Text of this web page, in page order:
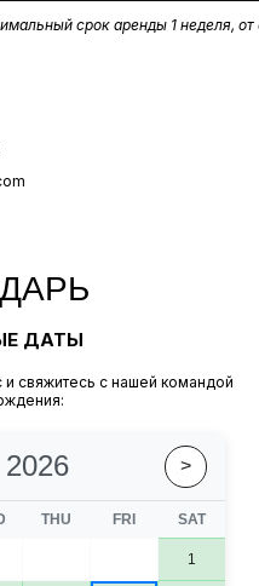
срок аренды 1 неделя,
ДАТЫ
свяжитесь с нашей командой
>
THU FRI SAT
1